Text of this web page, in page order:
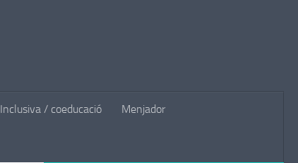
Inclusiva / coeducació Menjador